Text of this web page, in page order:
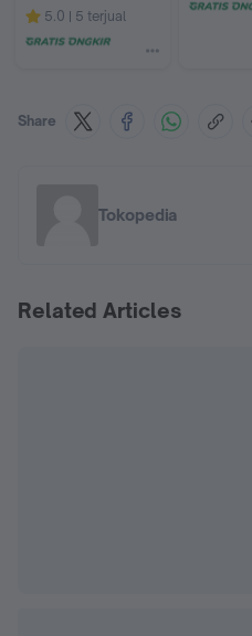
thefitzonestore
5.0 5 terjual
Share
Tokopedia
Related Articles